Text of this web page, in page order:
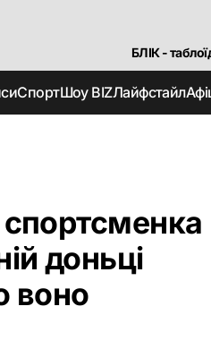
БЛІК -
СпортШоу BIZЛайфстайл
спортсменка
доньці
воно